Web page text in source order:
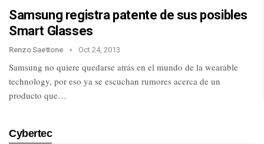
Samsung registra patente de sus posibles
Smart Glasses
Renzo Saettone Oct 24, 2013
Samsung no quiere quedarse atrás en el mundo de la wearable
technology, por eso ya se escuchan rumores acerca de un
producto que…
Cybertec